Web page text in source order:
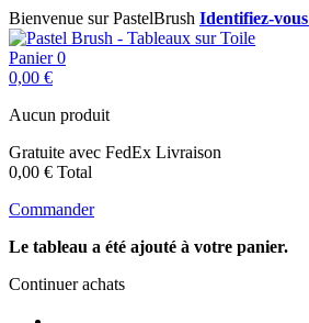
Bienvenue sur PastelBrush Identifiez-vous
Panier 0
0,00 €
Aucun produit
Gratuite avec FedEx Livraison
0,00 € Total
Commander
Le tableau a été ajouté à votre panier.
Continuer achats